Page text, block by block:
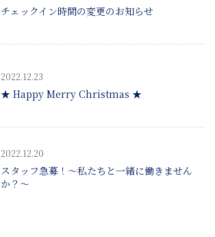
チェックイン時間の変更のお知らせ
2022.12.23
★ Happy Merry Christmas ★
2022.12.20
スタッフ急募！～私たちと一緒に働きません
か？～